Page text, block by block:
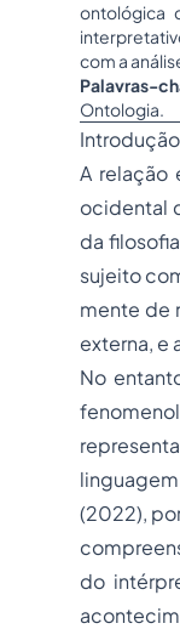
ontológica
com a
Palavras-
Ontologia.
Introdução
A relação
ocidental
da
sujeito
mente de
externa, e
No
(2022),
do